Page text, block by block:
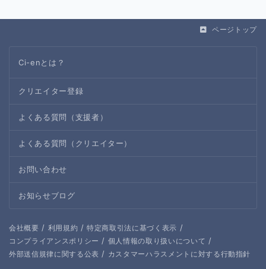
ページトップ
Ci-enとは？
クリエイター登録
よくある質問（支援者）
よくある質問（クリエイター）
お問い合わせ
お知らせブログ
会社概要 / 利用規約 / 特定商取引法に基づく表示 /
コンプライアンスポリシー / 個人情報の取り扱いについて /
外部送信規律に関する公表 / カスタマーハラスメントに対する行動指針